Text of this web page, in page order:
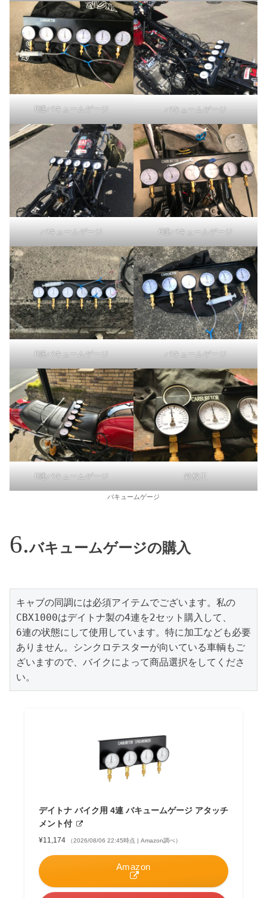
6連バキュームゲージ バキュームゲージ
バキュームゲージ 6連バキュームゲージ
6連バキュームゲージ バキュームゲージ
6連バキュームゲージ 針校正
バキュームゲージ
バキュームゲージの購入
キャブの同調には必須アイテムでございます。私の
CBX1000はデイトナ製の4連を2セット購入して、
6連の状態にして使用しています。特に加工なども必要
ありません。シンクロテスターが向いている車輌もご
ざいますので、バイクによって商品選択をしてくださ
い。
デイトナ バイク用 4連 バキュームゲージ アタッチ
メント付
¥11,174 （2026/08/06 22:45時点 | Amazon調べ）
Amazon